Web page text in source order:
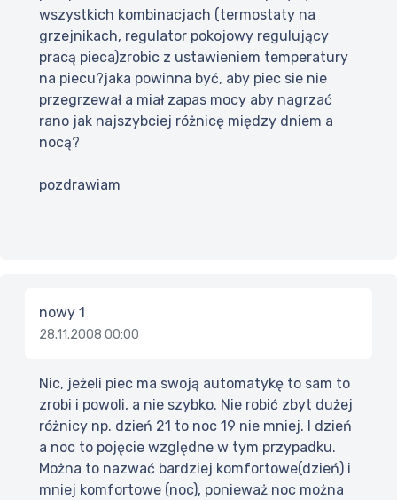
wszystkich kombinacjach (termostaty na
grzejnikach, regulator pokojowy regulujący
pracą pieca)zrobic z ustawieniem temperatury
na piecu?jaka powinna być, aby piec sie nie
przegrzewał a miał zapas mocy aby nagrzać
rano jak najszybciej różnicę między dniem a
nocą?
pozdrawiam
nowy 1
28.11.2008 00:00
Nic, jeżeli piec ma swoją automatykę to sam to
zrobi i powoli, a nie szybko. Nie robić zbyt dużej
różnicy np. dzień 21 to noc 19 nie mniej. I dzień
a noc to pojęcie względne w tym przypadku.
Można to nazwać bardziej komfortowe(dzień) i
mniej komfortowe (noc), ponieważ noc można